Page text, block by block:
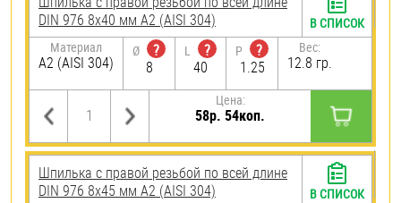
DIN 976 8х40 мм А2 (AISI 304)
Материал
А2 (AISI 304)
Ø
?
8
L
?
40
P
?
1.25
Вес:
12.8 гр.
Цена:
58р. 54коп.
В СПИСОК
Шпилька с правой резьбой по всей длине
DIN 976 8х45 мм А2 (AISI 304)
В СПИСОК